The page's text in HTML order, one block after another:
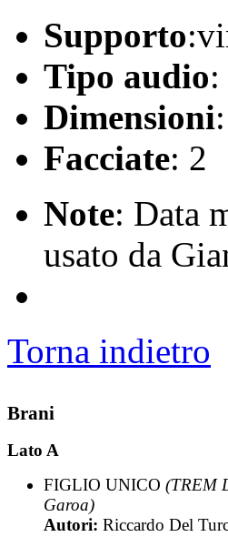
Supporto
Tipo audio
Dimensioni
Facciate: 2
Note: Data
usato da
Torna indietro
Brani
Lato A
FIGLIO UNICO (TREM
Garoa)
Autori: Riccardo Del